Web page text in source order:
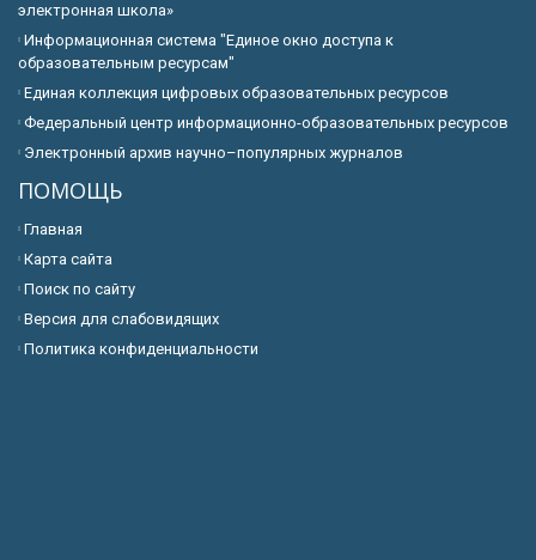
электронная школа»
Информационная система "Единое окно доступа к
образовательным ресурсам"
Единая коллекция цифровых образовательных ресурсов
Федеральный центр информационно-образовательных ресурсов
Электронный архив научно–популярных журналов
ПОМОЩЬ
Главная
Карта сайта
Поиск по сайту
Версия для слабовидящих
Политика конфиденциальности